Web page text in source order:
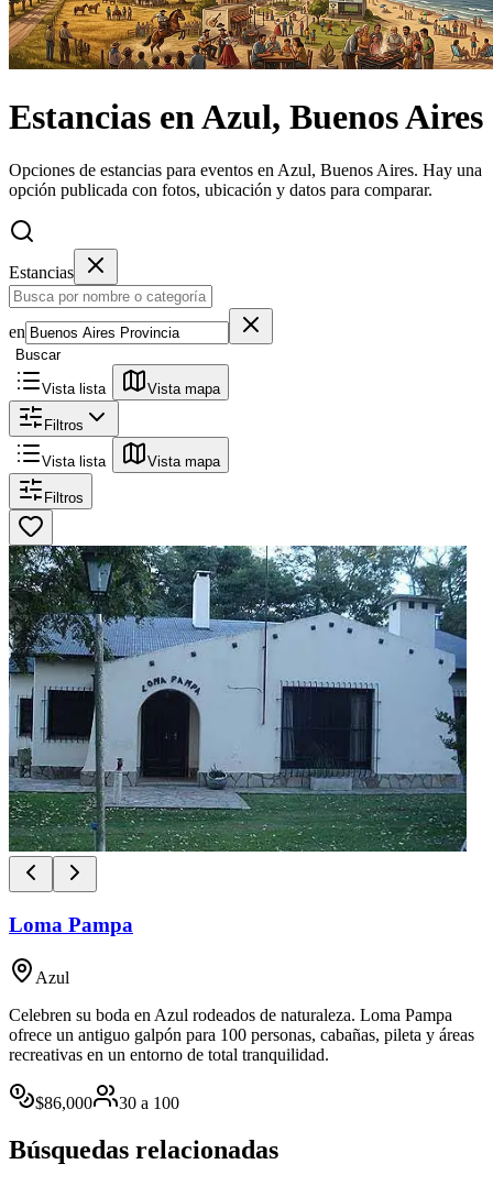
Estancias enAzul, Buenos Aires
Opciones de estancias para eventos en Azul, Buenos Aires. Hay una
opción publicada con fotos, ubicación y datos para comparar.
Estancias
en
Buscar
Vista lista Vista mapa
Filtros
Vista lista Vista mapa
Filtros
Loma Pampa
Azul
Celebren su boda en Azul rodeados de naturaleza. Loma Pampa
ofrece un antiguo galpón para 100 personas, cabañas, pileta y áreas
recreativas en un entorno de total tranquilidad.
$86,000 30 a 100
Búsquedas relacionadas